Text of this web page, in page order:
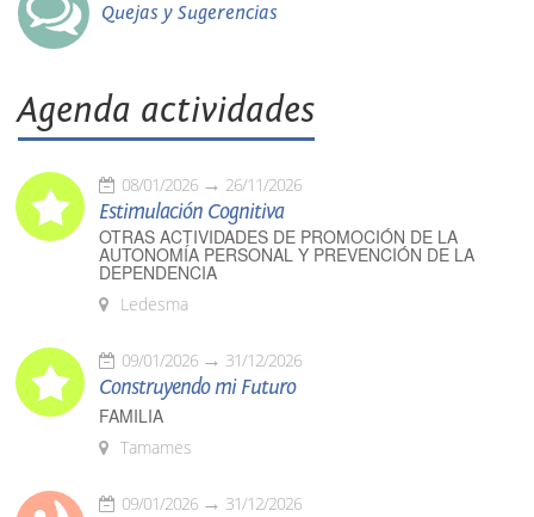
Quejas y Sugerencias
Agenda actividades
08/01/2026 26/11/2026
Estimulación Cognitiva
OTRAS ACTIVIDADES DE PROMOCIÓN DE LA
AUTONOMÍA PERSONAL Y PREVENCIÓN DE LA
DEPENDENCIA
Ledesma
09/01/2026 31/12/2026
Construyendo mi Futuro
FAMILIA
Tamames
09/01/2026 31/12/2026